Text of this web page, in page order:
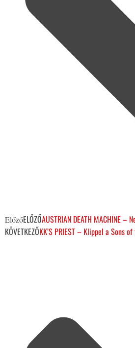
ElőzőELŐZŐAUSTRIAN DEATH MACHINE –
KÖVETKEZŐKK’S PRIEST – Klippel a Sons